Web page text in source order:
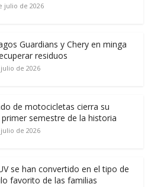
julio de 2026
Guardians y Chery en minga
residuos
de 2026
de motocicletas cierra su
semestre de la historia
de 2026
se han convertido en el tipo de
favorito de las familias